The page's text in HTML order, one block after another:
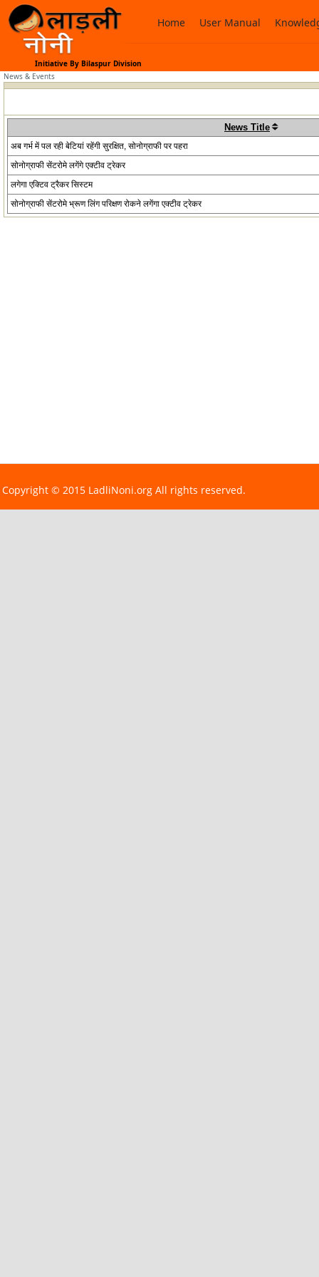
Initiative By Bilaspur Division
Home User Manual
News & Events
News Title
अब गर्भ में पल रही बेटियां रहेंगी सुरक्षित, सोनोग्राफी पर पहरा
सोनोग्राफी सेंटरोमे लगेंगे एक्टीव ट्रेकर
लगेगा एक्टिव ट्रैकर सिस्टम
सोनोग्राफी सेंटरोमे भ्रूण लिंग परिक्षण रोकने लगेंगा एक्टीव ट्रेकर
Copyright © 2015 LadliNoni.org All rights reserved.